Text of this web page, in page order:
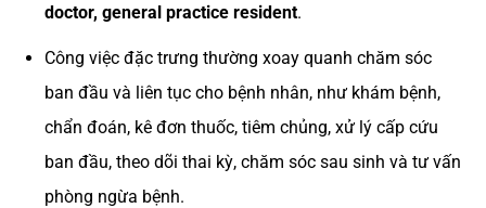
doctor, general practice resident.
Công việc đặc trưng thường xoay quanh chăm sóc
ban đầu và liên tục cho bệnh nhân, như khám bệnh,
chẩn đoán, kê đơn thuốc, tiêm chủng, xử lý cấp cứu
ban đầu, theo dõi thai kỳ, chăm sóc sau sinh và tư vấn
phòng ngừa bệnh.